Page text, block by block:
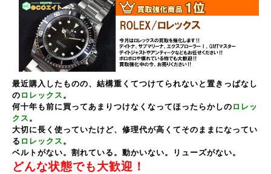
最近購入したものの、結構重くてつけてられないと置きっぱなし
の ロレックス 。
何十年も前に買ってあまりつけなくなってほったらかしの ロレッ
クス 。
大切に長く使っていたけど、修理代が高くてそのままになってい
る ロレックス 。
ベルトがない。割れている。動かいない。リューズがない。
どんな状態でも大歓迎！